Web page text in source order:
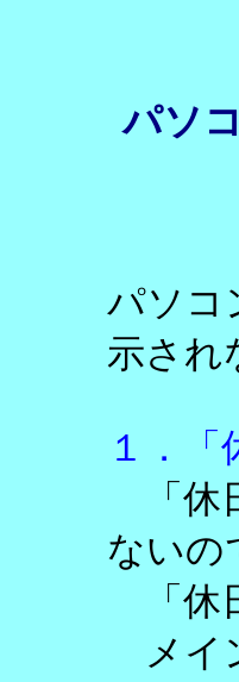
パソ
パソコ
示され
１．
「休
ないの
「休
メイ